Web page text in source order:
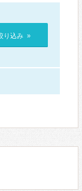
り込み »